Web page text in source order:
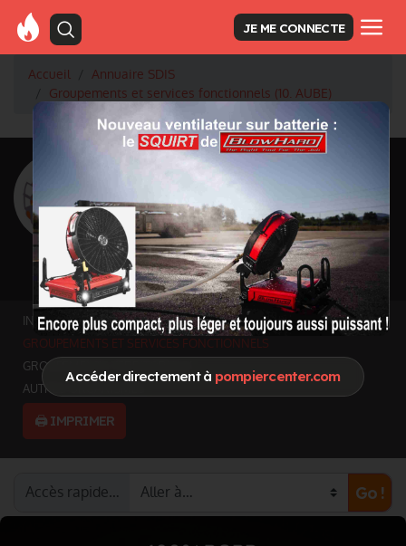
Accéder directement à pompiercenter.com
JE ME CONNECTE
Accueil
Annuaire SDIS
Groupements et services fonctionnels (10. AUBE)
Retour à la liste des SDIS
SDIS Aube à Troyes
(10)
DépartementAUBE
km² - habitants
Informations mises à jour le 27 avr. 2026
INFOS GÉNÉRALES
GROUPEMENTS ET SERVICES FONCTIONNELS
GROUPEMENTS TERRITORIAUX
AUTRES ORGANISMES
🖨️ IMPRIMER
Accès rapide… Go !